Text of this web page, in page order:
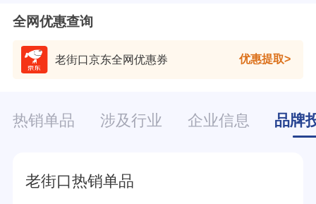
好评的焦糖味瓜子以及山核桃味瓜子。
全网优惠查询
老街口京东全网优惠券 优惠提取
热销单品 涉及行业 企业信息 品牌
老街口热销单品